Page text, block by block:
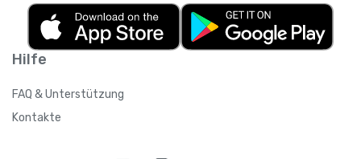
Hilfe
FAQ & Unterstützung
Kontakte